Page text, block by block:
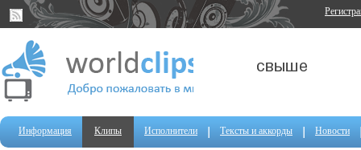
Информация Клипы Исполнители Тексты и аккорды Новости